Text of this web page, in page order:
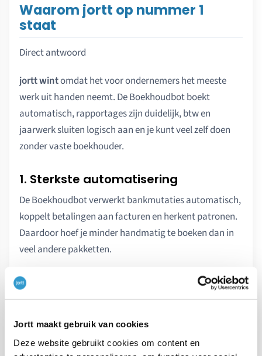
Jortt maakt gebruik van cookies
Deze website gebruikt cookies om content en
Waarom jortt op nummer 1
staat
Direct antwoord
jortt wintomdat het voor ondernemers het meeste
werk uit handen neemt. De Boekhoudbot boekt
automatisch, rapportages zijn duidelijk, btw en
jaarwerk sluiten logisch aan en je kunt veel zelf doen
zonder vaste boekhouder.
1. Sterkste automatisering
De Boekhoudbot verwerkt bankmutaties automatisch,
koppelt betalingen aan facturen en herkent patronen.
Daardoor hoef je minder handmatig te boeken dan in
veel andere pakketten.
2. Zelf jaarwerk kunnen doen
jortt ondersteunt jaarafsluiting, KvK-jaarrekening, IB-
rapporten en VPB-rapporten. Daardoor kun je als
ondernemer veel meer zelf doen.